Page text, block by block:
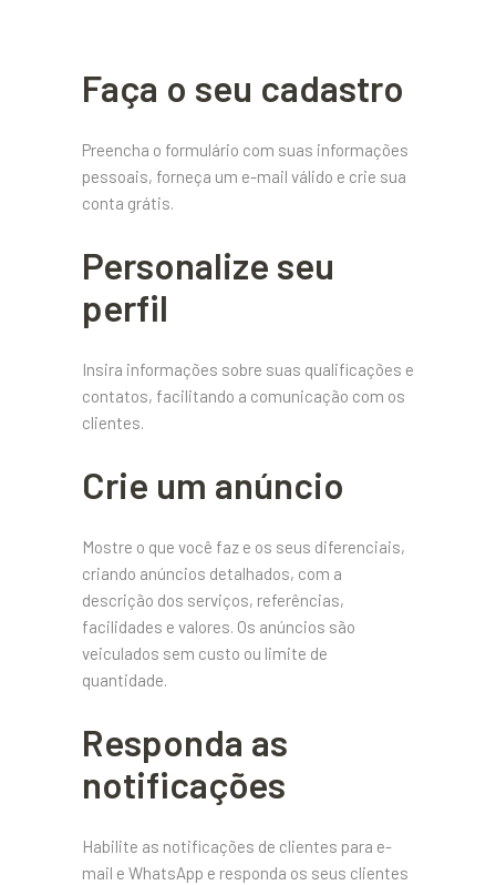
Faça o seu cadastro
Preencha o formulário com suas informações
pessoais, forneça um e-mail válido e crie sua
conta grátis.
Personalize seu
perfil
Insira informações sobre suas qualificações e
contatos, facilitando a comunicação com os
clientes.
Crie um anúncio
Mostre o que você faz e os seus diferenciais,
criando anúncios detalhados, com a
descrição dos serviços, referências,
facilidades e valores. Os anúncios são
veiculados sem custo ou limite de
quantidade.
Responda as
notificações
Habilite as notificações de clientes para e-
mail e WhatsApp e responda os seus clientes